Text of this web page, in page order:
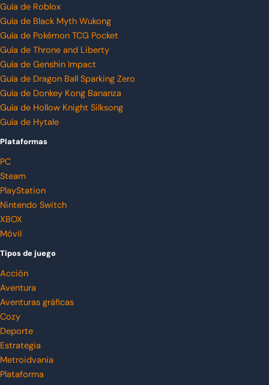
Guía de Roblox
Guía de Black Myth Wukong
Guía de Pokémon TCG Pocket
Guía de Throne and Liberty
Guía de Genshin Impact
Guía de Dragon Ball Sparking Zero
Guía de Donkey Kong Bananza
Guía de Hollow Knight Silksong
Guía de Hytale
Plataformas
PC
Steam
PlayStation
Nintendo Switch
XBOX
Móvil
Tipos de juego
Acción
Aventura
Aventuras gráficas
Cozy
Deporte
Estrategia
Metroidvania
Plataforma